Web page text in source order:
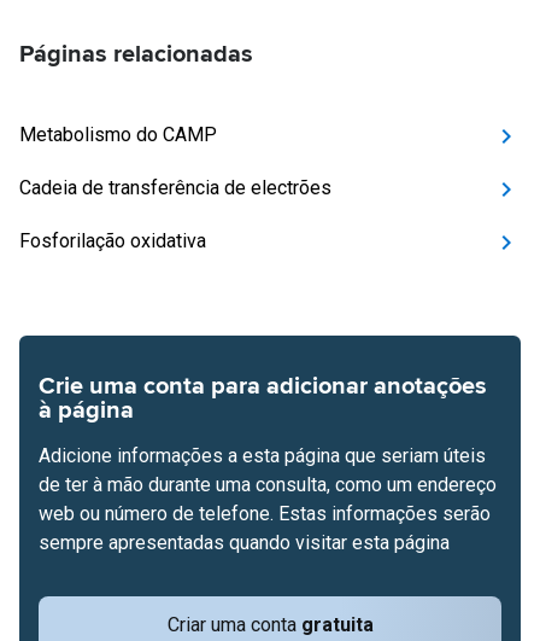
Páginas relacionadas
Metabolismo do CAMP
Cadeia de transferência de electrões
Fosforilação oxidativa
Crie uma conta para adicionar anotações
à página
Criar uma conta gratuita
Adicione informações a esta página que seriam úteis
de ter à mão durante uma consulta, como um endereço
web ou número de telefone. Estas informações serão
sempre apresentadas quando visitar esta página